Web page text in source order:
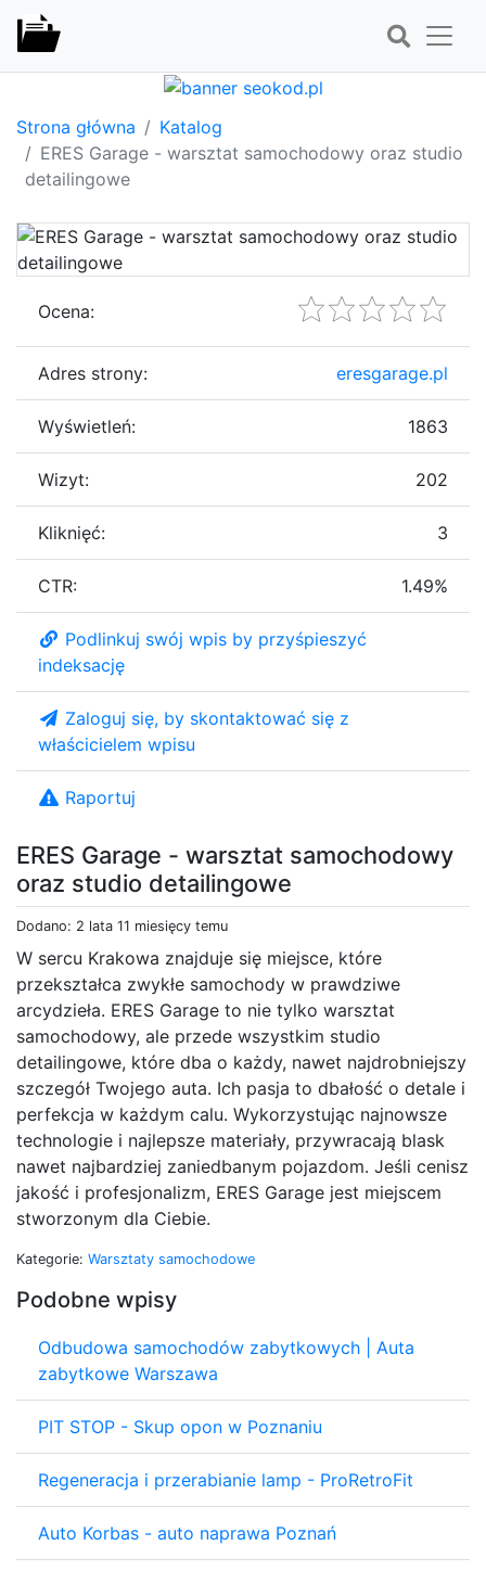
Strona główna
Katalog
ERES Garage - warsztat samochodowy oraz studio
detailingowe
ERES Garage - warsztat samochodowy
oraz studio detailingowe
Dodano: 2 lata 11 miesięcy temu
W sercu Krakowa znajduje się miejsce, które
przekształca zwykłe samochody w prawdziwe
arcydzieła. ERES Garage to nie tylko warsztat
samochodowy, ale przede wszystkim studio
detailingowe, które dba o każdy, nawet najdrobniejszy
szczegół Twojego auta. Ich pasja to dbałość o detale i
perfekcja w każdym calu. Wykorzystując najnowsze
technologie i najlepsze materiały, przywracają blask
nawet najbardziej zaniedbanym pojazdom. Jeśli cenisz
jakość i profesjonalizm, ERES Garage jest miejscem
stworzonym dla Ciebie.
Kategorie: Warsztaty samochodowe
Podobne wpisy
Odbudowa samochodów zabytkowych | Auta
zabytkowe Warszawa
PIT STOP - Skup opon w Poznaniu
Regeneracja i przerabianie lamp - ProRetroFit
Auto Korbas - auto naprawa Poznań
Ocena:
Adres strony: eresgarage.pl
Wyświetleń: 1863
Wizyt: 202
Kliknięć: 3
CTR: 1.49%
Podlinkuj swój wpis by przyśpieszyć
indeksację
Zaloguj się, by skontaktować się z
właścicielem wpisu
Raportuj